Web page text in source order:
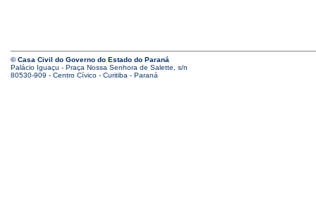
© Casa Civil do Governo do Estado do Paraná
Palácio Iguaçu - Praça Nossa Senhora de Salette, s/n
80530-909 - Centro Cívico - Curitiba - Paraná